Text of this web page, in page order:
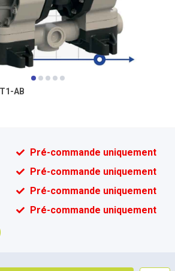
AB
Pré-commande uniquement
Pré-commande uniquement
Pré-commande uniquement
Pré-commande uniquement